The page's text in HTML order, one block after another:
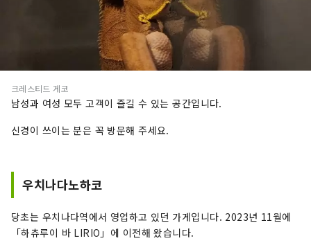
크레스티드 게코
남성과 여성 모두 고객이 즐길 수 있는 공간입니다.
신경이 쓰이는 분은 꼭 방문해 주세요.
우치나다노하코
당초는 우치나다역에서 영업하고 있던 가게입니다. 2023년 11월에
「하츄루이 바 LIRIO」에 이전해 왔습니다.